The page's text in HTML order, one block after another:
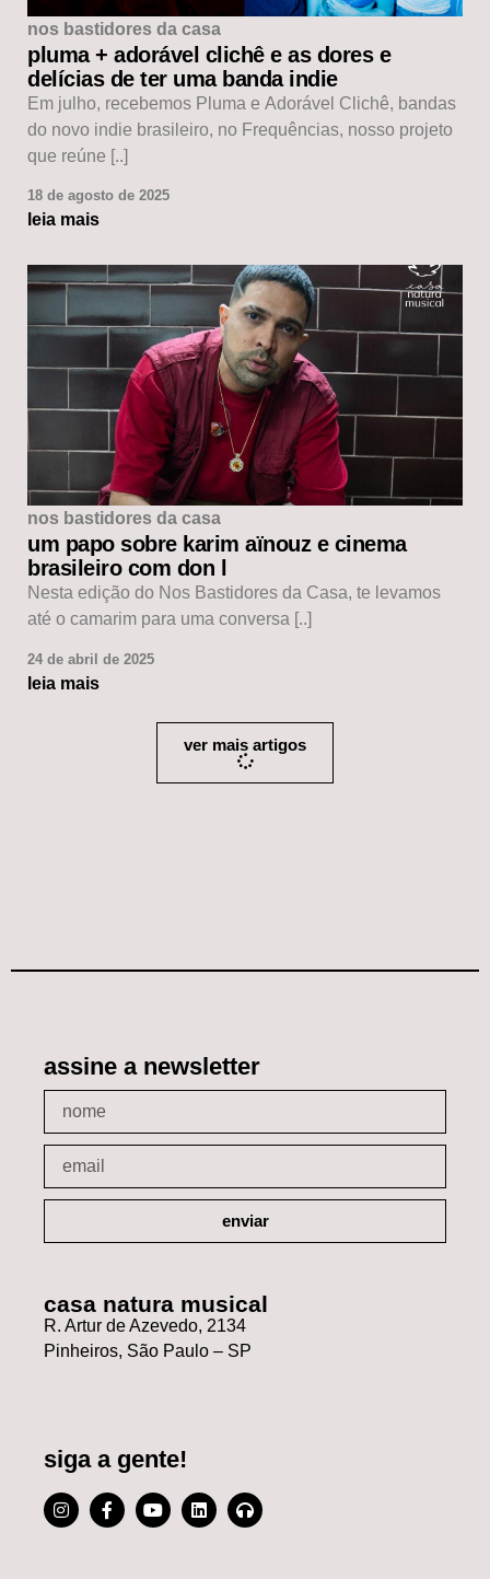
nos bastidores da casa
pluma + adorável clichê e as dores e
delícias de ter uma banda indie
Em julho, recebemos Pluma e Adorável Clichê, bandas
do novo indie brasileiro, no Frequências, nosso projeto
que reúne [..]
18 de agosto de 2025
leia mais
nos bastidores da casa
um papo sobre karim aïnouz e cinema
brasileiro com don l
Nesta edição do Nos Bastidores da Casa, te levamos
até o camarim para uma conversa [..]
24 de abril de 2025
leia mais
ver mais artigos
assine a newsletter
enviar
casa natura musical
R. Artur de Azevedo, 2134
Pinheiros, São Paulo – SP
siga a gente!